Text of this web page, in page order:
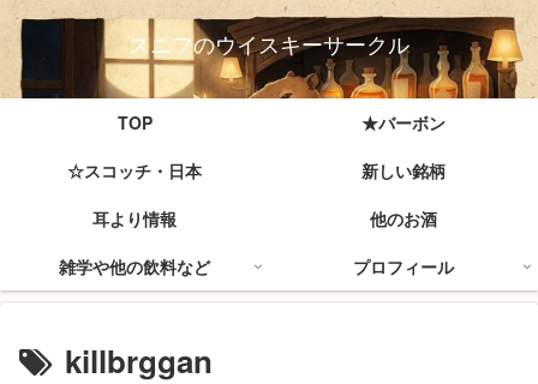
スニフのウイスキーサークル
TOP
★バーボン
☆スコッチ・日本
新しい銘柄
耳より情報
他のお酒
雑学や他の飲料など
プロフィール
killbrggan